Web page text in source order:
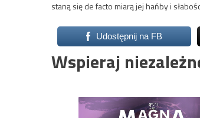
staną się de facto miarą jej hańby i
Udostępnij na FB
Wspieraj